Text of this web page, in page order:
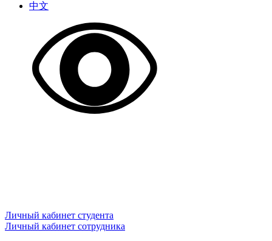
中文
Личный кабинет студента
Личный кабинет сотрудника